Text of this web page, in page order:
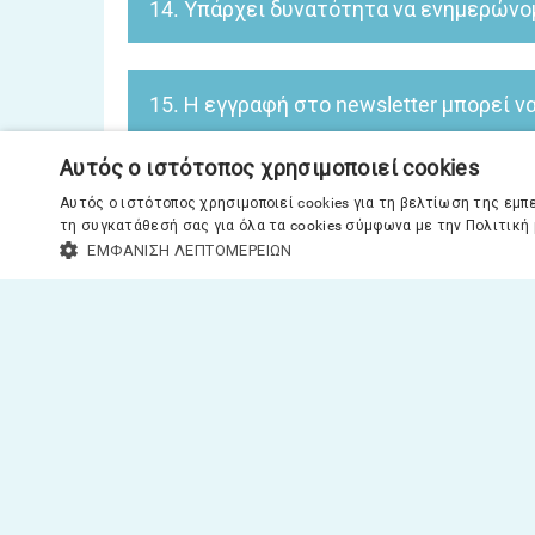
14. Υπάρχει δυνατότητα να
Κάντε σήμερα κιόλας την εγγραφή σαςεδώ, ώστε
επερχόμενες εκθέσεις, τις προσφορές του e-shop
15. Η εγγραφή στο newsletter μπορεί
Mπορείτε να ακυρώσετε την εγγραφή σας ανά
16. Ποιες είναι οι ώρες λειτουργίας
Το τμήμα Εξυπηρέτησης Πελατών λειτουργεί
Αυτός ο ιστότοπος χρησιμοποιεί cookies
Αυτός ο ιστότοπος χρησιμοποιεί cookies για τη βελτίωση της
τη συγκατάθεσή σας για όλα τα cookies σύμφωνα με την Πολιτική
ΕΜΦΆΝΙΣΗ ΛΕΠΤΟΜΕΡΕΙΏΝ